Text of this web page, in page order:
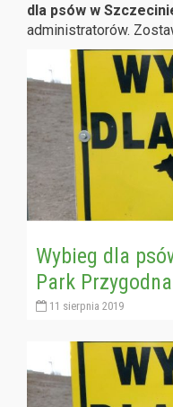
dla psów w
administratorów.
Wybieg dla
Park Przygodna
11 sierpnia 2019